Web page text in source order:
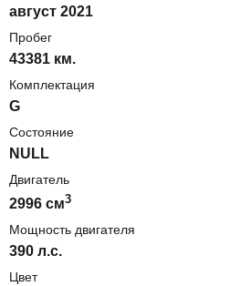
август 2021
Пробег
43381 км.
Комплектация
G
Состояние
NULL
Двигатель
2996 cм3
Мощность двигателя
390 л.с.
Цвет